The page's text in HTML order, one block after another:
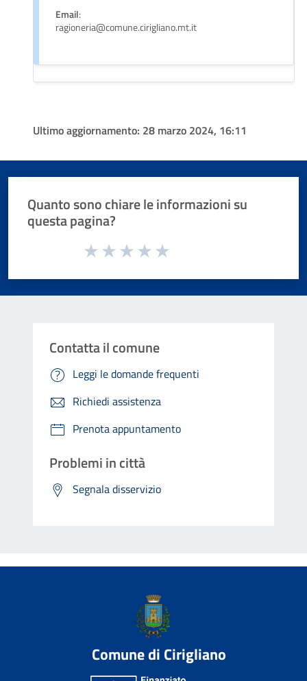
Email:
ragioneria@comune.cirigliano.mt.it
Ultimo aggiornamento: 28 marzo 2024, 16:11
Quanto sono chiare le informazioni su
questa pagina?
Valuta da 1 a 5 stelle la pagina
Contatta il comune
Leggi le domande frequenti
Richiedi assistenza
Prenota appuntamento
Problemi in città
Segnala disservizio
Comune di Cirigliano